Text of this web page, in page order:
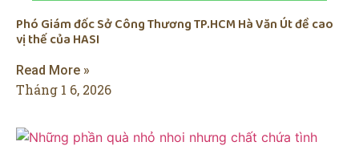
Phó Giám đốc Sở Công Thương TP.HCM Hà Văn Út đề cao
vị thế của HASI
Read More »
Tháng 1 6, 2026